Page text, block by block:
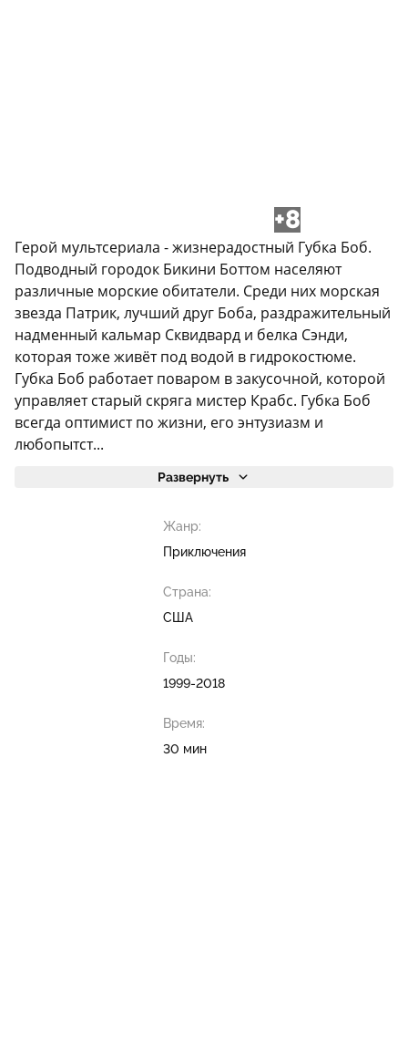
+8
Герой мультсериала - жизнерадостный Губка Боб.
Подводный городок Бикини Боттом населяют
различные морские обитатели. Среди них морская
звезда Патрик, лучший друг Боба, раздражительный
надменный кальмар Сквидвард и белка Сэнди,
которая тоже живёт под водой в гидрокостюме.
Губка Боб работает поваром в закусочной, которой
управляет старый скряга мистер Крабс. Губка Боб
всегда оптимист по жизни, его энтузиазм и
любопытст...
Развернуть
Жанр:
Приключения
Страна:
США
Годы:
1999-2018
Время:
30 мин